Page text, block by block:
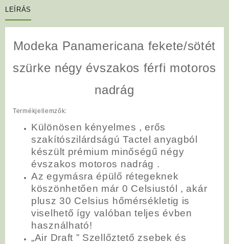
LEÍRÁS
Modeka Panamericana fekete/sötét
szürke négy évszakos férfi motoros
nadrág
Termékjellemzők:
Különösen kényelmes , erős
szakítószilárdságú Tactel anyagból
készült prémium minőségű négy
évszakos motoros nadrág .
Az egymásra épülő rétegeknek
köszönhetően már 0 Celsiustól , akár
plusz 30 Celsius hőmérsékletig is
viselhető így valóban teljes évben
használható!
„Air Draft ” Szellőztető zsebek és